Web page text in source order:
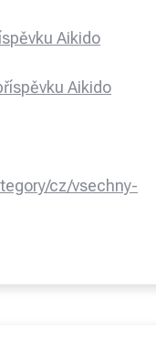
Aikido
Aikido
cz/vsechny-